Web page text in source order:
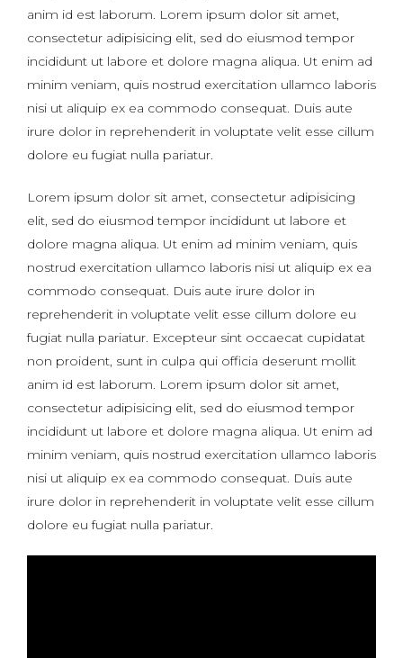
anim id est laborum. Lorem ipsum dolor sit amet,
consectetur adipisicing elit, sed do eiusmod tempor
incididunt ut labore et dolore magna aliqua. Ut enim ad
minim veniam, quis nostrud exercitation ullamco laboris
nisi ut aliquip ex ea commodo consequat. Duis aute
irure dolor in reprehenderit in voluptate velit esse cillum
dolore eu fugiat nulla pariatur.
Lorem ipsum dolor sit amet, consectetur adipisicing
elit, sed do eiusmod tempor incididunt ut labore et
dolore magna aliqua. Ut enim ad minim veniam, quis
nostrud exercitation ullamco laboris nisi ut aliquip ex ea
commodo consequat. Duis aute irure dolor in
reprehenderit in voluptate velit esse cillum dolore eu
fugiat nulla pariatur. Excepteur sint occaecat cupidatat
non proident, sunt in culpa qui officia deserunt mollit
anim id est laborum. Lorem ipsum dolor sit amet,
consectetur adipisicing elit, sed do eiusmod tempor
incididunt ut labore et dolore magna aliqua. Ut enim ad
minim veniam, quis nostrud exercitation ullamco laboris
nisi ut aliquip ex ea commodo consequat. Duis aute
irure dolor in reprehenderit in voluptate velit esse cillum
dolore eu fugiat nulla pariatur.